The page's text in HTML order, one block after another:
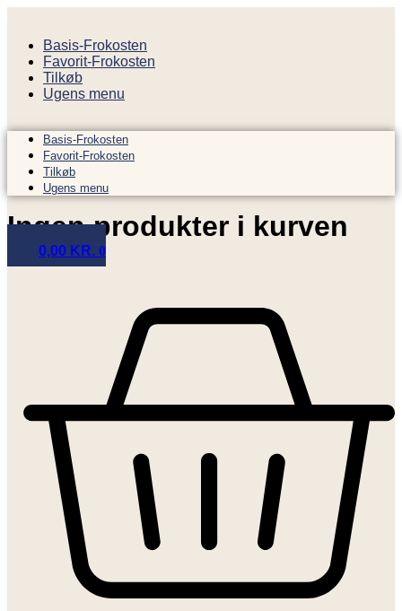
indholdBasis-Frokosten
Favorit-Frokosten
Tilkøb
Ugens menu
Basis-Frokosten
Favorit-Frokosten
Tilkøb
Ugens menu
Ingen produkter i kurven
0,00 KR. 0